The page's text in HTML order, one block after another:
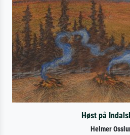
Høst på
Helmer